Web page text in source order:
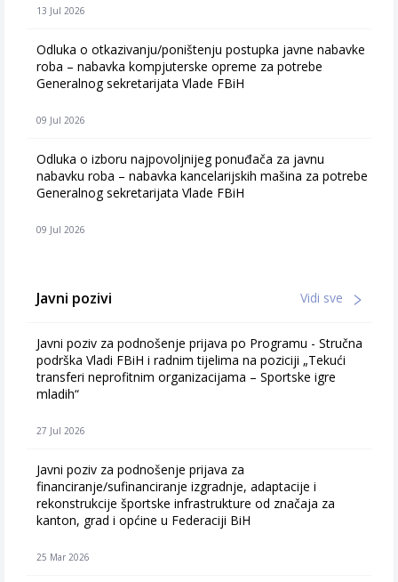
13 Jul 2026
Odluka o otkazivanju/poništenju postupka javne nabavke
roba – nabavka kompjuterske opreme za potrebe
Generalnog sekretarijata Vlade FBiH
09 Jul 2026
Odluka o izboru najpovoljnijeg ponuđača za javnu
nabavku roba – nabavka kancelarijskih mašina za potrebe
Generalnog sekretarijata Vlade FBiH
09 Jul 2026
Javni pozivi Vidi sve
Javni poziv za podnošenje prijava po Programu - Stručna
podrška Vladi FBiH i radnim tijelima na poziciji „Tekući
transferi neprofitnim organizacijama – Sportske igre
mladih“
27 Jul 2026
Javni poziv za podnošenje prijava za
financiranje/sufinanciranje izgradnje, adaptacije i
rekonstrukcije športske infrastrukture od značaja za
kanton, grad i općine u Federaciji BiH
25 Mar 2026